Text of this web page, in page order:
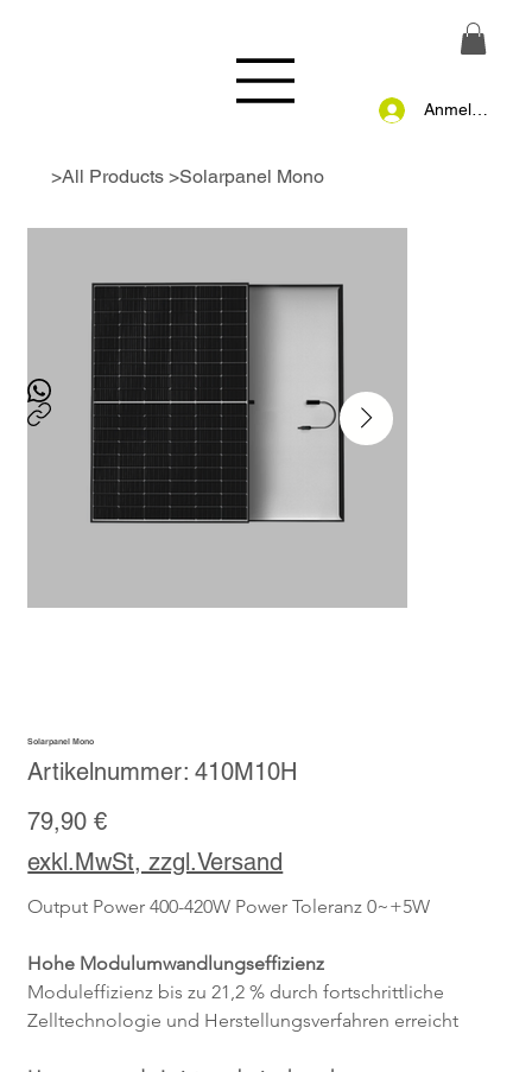
Anmelden
>All Products >Solarpanel Mono
Solarpanel Mono
Artikelnummer:
Artikelnummer:
410M10H
410M10H
Preis
79,90 €
exkl.MwSt, zzgl.Versand
Output Power 400-420W Power Toleranz 0~+5W
Hohe Modulumwandlungseffizienz
Moduleffizienz bis zu 21,2 % durch fortschrittliche
Zelltechnologie und Herstellungsverfahren erreicht